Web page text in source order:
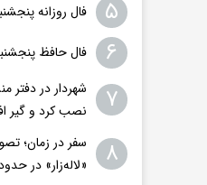
۵ فال روزانه پنجشنبه 15 مرداد
۶ فال حافظ پنجشنبه 15 مرداد
۷
شهردار در
نصب کرد و گیر
۸
سفر در زمان؛
«لاله‌زار» در حدود 140 سال